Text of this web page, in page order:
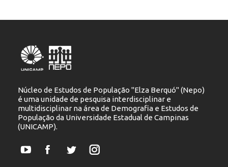
Núcleo de Estudos de População "Elza Berquó" (Nepo)
é uma unidade de pesquisa interdisciplinar e
multidisciplinar na área de Demografia e Estudos de
População da Universidade Estadual de Campinas
(UNICAMP).
YouTubeFacebookTwitterInstagram